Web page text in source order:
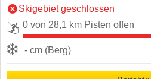
Skigebiet geschlossen
0 von 28,1 km Pisten offen
- cm (Berg)